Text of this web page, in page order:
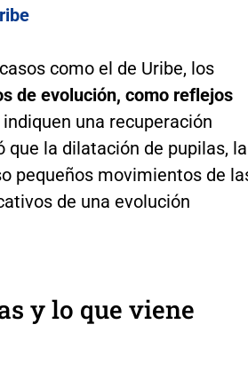
como el de Uribe, los
de evolución, como reflejos
indiquen una recuperación
que la dilatación de pupilas, la
pequeños movimientos de
de una evolución
y lo que viene